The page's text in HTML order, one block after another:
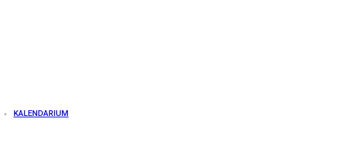
KALENDARIUM